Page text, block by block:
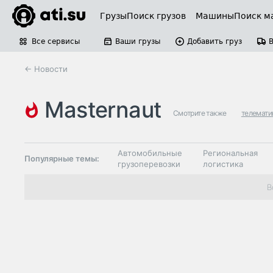
ГрузыПоиск грузов МашиныПоиск
Все сервисы Ваши грузы Добавить груз
← Новости
masternaut Смотрите также
Популярные темы:
Автомобильные
грузоперевозки
Региональная
логистика